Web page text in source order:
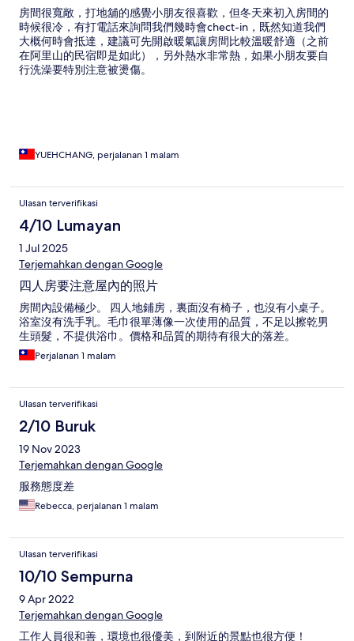
房間很寬敞，打地舖的感覺小朋友很喜歡，但冬天來初入房間的
時候很冷，有打電話來詢問我們幾時會chect-in，既然知道我們
大概何時會抵達，建議可先開啟暖氣讓房間比較溫暖舒適（之前
在阿里山的民宿即是如此），另外熱水非常熱，如果小朋友要自
行洗澡要特別注意被燙傷。
YUEHCHANG, perjalanan 1 malam
Ulasan terverifikasi
4/10 Lumayan
1 Jul 2025
Terjemahkan dengan Google
四人房要注意屋內的照片
房間內設備極少。 四人地鋪房，裏面沒有椅子，也沒有小桌子。
浴室沒有洗手乳。毛巾很單薄像一次使用的品質，不足以擦乾男
生頭髮，不提供浴巾。價格和品質的期待有很大的落差。
Perjalanan 1 malam
Ulasan terverifikasi
2/10 Buruk
19 Nov 2023
Terjemahkan dengan Google
服務態度差
Rebecca, perjalanan 1 malam
Ulasan terverifikasi
10/10 Sempurna
9 Apr 2022
Terjemahkan dengan Google
工作人員很和善，環境也很優美，到附近的景點也很方便！